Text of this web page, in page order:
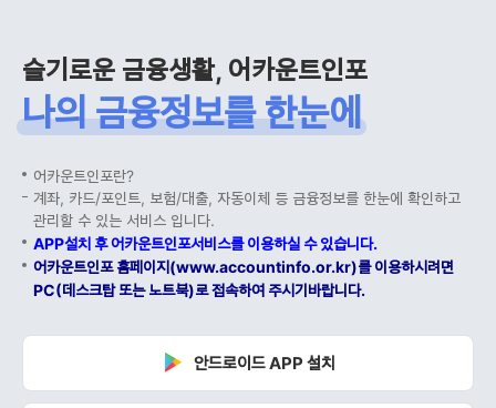
슬기로운 금융생활, 어카운트인포
나의 금융정보를 한눈에
어카운트인포란?
계좌, 카드/포인트, 보험/대출, 자동이체 등 금융정보를 한눈에 확인하고
관리할 수 있는 서비스 입니다.
APP설치 후 어카운트인포서비스를 이용하실 수 있습니다.
어카운트인포 홈페이지(www.accountinfo.or.kr)를 이용하시려면
PC(데스크탑 또는 노트북)로 접속하여 주시기바랍니다.
안드로이드 APP 설치